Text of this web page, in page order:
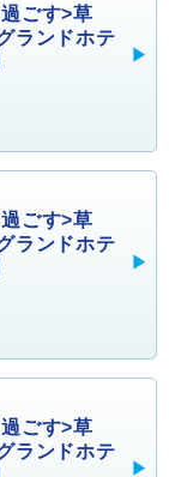
ごす>草
ランドホテ
ごす>草
ランドホテ
ごす>草
ランドホテ